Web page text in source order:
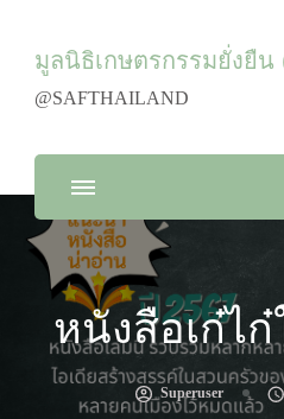
มูลนิธิเกษตรกรรมยั่งยืน
@SAFTHAILAND
หนังสือเก๋ไ
Superuser